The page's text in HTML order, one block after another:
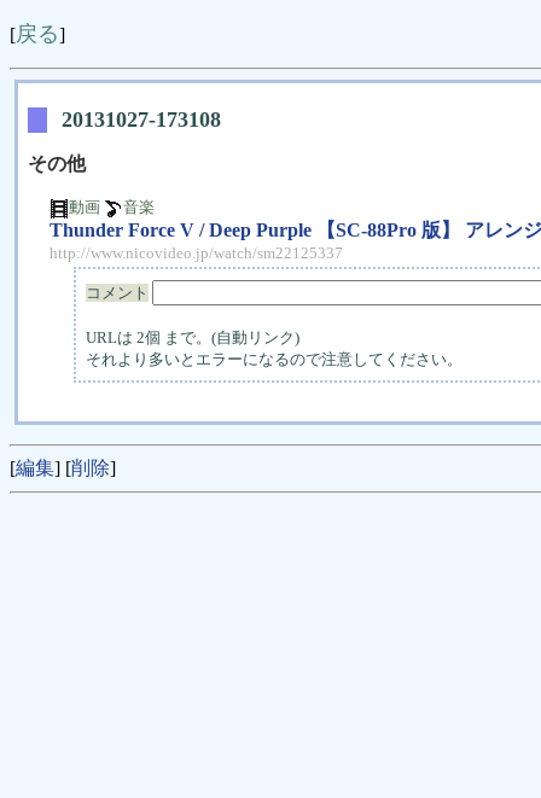
[戻る]
20131027-173108
その他
動画 音楽
Thunder Force V / Deep Purple 【SC-88Pro 版】 アレン
http://www.nicovideo.jp/watch/sm22125337
コメント
URLは 2個 まで。(自動リンク)
それより多いとエラーになるので注意してください。
[編集] [削除]